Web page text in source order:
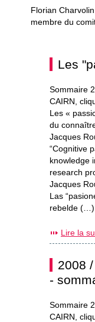
Appels à
Evenements
Florian
membre du
Les
Sommaire
CAIRN,
Les «
du
Jacques
“Cognitive
knowledge
research
Jacques
Las
rebelde (…)
Lire la
2008
-
Sommaire
CAIRN,